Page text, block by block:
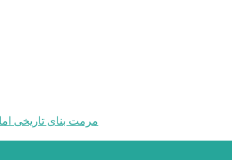
مرمت بنای تاریخی